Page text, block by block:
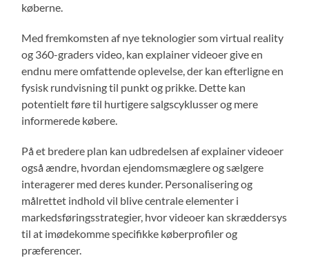
køberne.
Med fremkomsten af nye teknologier som virtual reality
og 360-graders video, kan explainer videoer give en
endnu mere omfattende oplevelse, der kan efterligne en
fysisk rundvisning til punkt og prikke. Dette kan
potentielt føre til hurtigere salgscyklusser og mere
informerede købere.
På et bredere plan kan udbredelsen af explainer videoer
også ændre, hvordan ejendomsmæglere og sælgere
interagerer med deres kunder. Personalisering og
målrettet indhold vil blive centrale elementer i
markedsføringsstrategier, hvor videoer kan skræddersys
til at imødekomme specifikke køberprofiler og
præferencer.